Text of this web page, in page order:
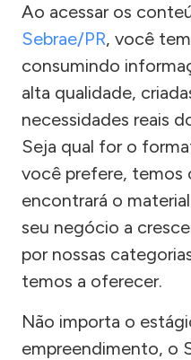
Ao acessar os
Sebrae/PR, você
consumindo
alta qualidade,
necessidades reais
Seja qual for o
você prefere, temos
encontrará o
seu negócio a
por nossas
temos a oferecer.
Não importa o
empreendimento, o